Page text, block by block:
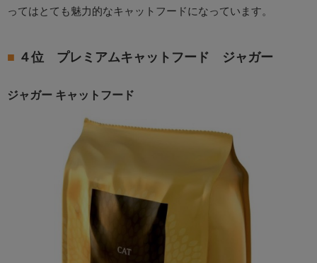
ってはとても魅力的なキャットフードになっています。
４位 プレミアムキャットフード ジャガー
ジャガー キャットフード